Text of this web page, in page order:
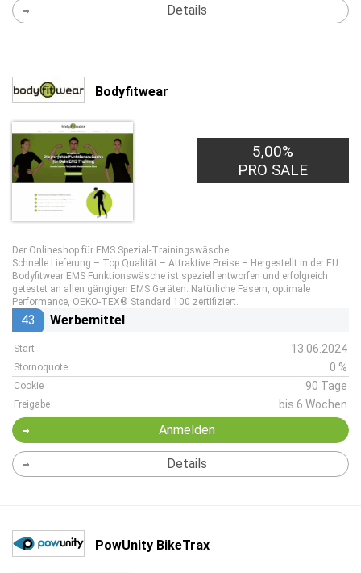
Details
Bodyfitwear
5,00%
PRO SALE
Der Onlineshop für EMS Spezial-Trainingswäsche
Schnelle Lieferung – Top Qualität – Attraktive Preise – Hergestellt in der EU
Bodyfitwear EMS Funktionswäsche ist speziell entworfen und erfolgreich
getestet an allen gängigen EMS Geräten. Natürliche Fasern, optimale
Performance, OEKO-TEX® Standard 100 zertifiziert.
43 Werbemittel
Start 13.06.2024
Stornoquote 0 %
Cookie 90 Tage
Freigabe bis 6 Wochen
Anmelden
Details
PowUnity BikeTrax